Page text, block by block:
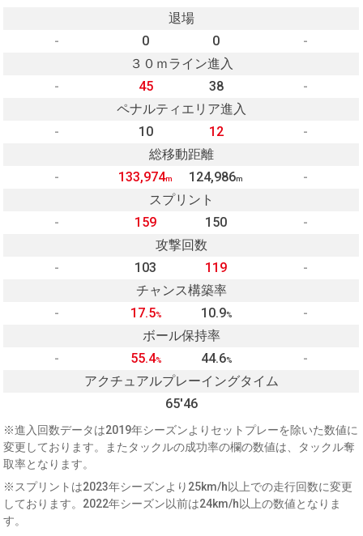
退場
-
0 0
-
３０ｍライン進入
-
45 38
-
ペナルティエリア進入
-
10 12
-
総移動距離
-
133,974m 124,986m
-
スプリント
-
159 150
-
攻撃回数
-
103 119
-
チャンス構築率
-
17.5% 10.9%
-
ボール保持率
-
55.4% 44.6%
-
アクチュアルプレーイングタイム
65'46
※進入回数データは2019年シーズンよりセットプレーを除いた数値に
変更しております。またタックルの成功率の欄の数値は、タックル奪
取率となります。
※スプリントは2023年シーズンより25km/h以上での走行回数に変更
しております。2022年シーズン以前は24km/h以上の数値となりま
す。